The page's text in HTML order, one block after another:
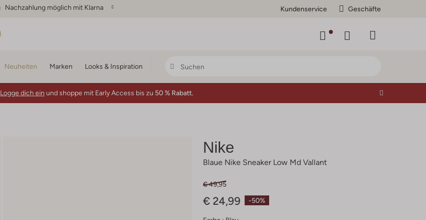
Nachzahlung möglich mit Klarna Kundenservice Geschäfte
Neuheiten Marken Looks & Inspiration
Logge dich ein und shoppe mit Early Access bis zu 50 % Rabatt.
Nike
Blaue Nike Sneaker Low Md Vallant
-50%
€ 49,95
€ 24,99